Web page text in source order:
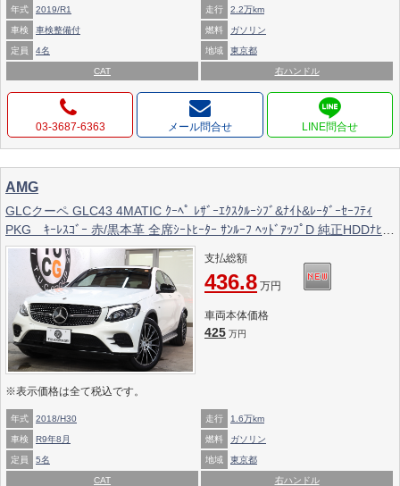
年式 2019/R1 走行 2.2万km
車検 車検整備付 燃料 ガソリン
定員 4名 地域 東京都
CAT 右ハンドル
03-3687-6363 メール問合せ
AMG
GLCクーペ GLC43 4MATIC ｸｰﾍﾟ ﾚｻﾞｰｴｸｽｸﾙｰｼﾌﾞ&ﾅｲﾄ&ﾚｰﾀﾞｰｾｰﾌﾃｨ
PKG ｷｰﾚｽｺﾞｰ 赤/黒本革 全席ｼｰﾄﾋｰﾀｰ ｻﾝﾙｰﾌ ﾍｯﾄﾞｱｯﾌﾟD 純正HDDﾅﾋﾞ
TV BT音楽 ﾌﾞﾙﾒｽﾀｰ 360ｶﾒﾗ LEDﾗｲﾄ ﾊﾝｽﾞﾌﾘｰA AMG専用装備&ﾁｭｰﾆﾝｸﾞ
9AT 2年保証
支払総額
436.8 万円
車両本体価格
425 万円
※表示価格は全て税込です。
年式 2018/H30 走行 1.6万km
車検 R9年8月 燃料 ガソリン
定員 5名 地域 東京都
CAT 右ハンドル